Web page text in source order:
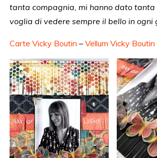
tanta compagnia, mi hanno dato tanta
voglia di vedere sempre il bello in ogni
Carte Vicky Boutin –Vellum Vicky Boutin